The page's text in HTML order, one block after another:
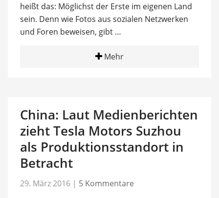
heißt das: Möglichst der Erste im eigenen Land
sein. Denn wie Fotos aus sozialen Netzwerken
und Foren beweisen, gibt …
Mehr
China: Laut Medienberichten
zieht Tesla Motors Suzhou
als Produktionsstandort in
Betracht
29. März 2016 | 5 Kommentare